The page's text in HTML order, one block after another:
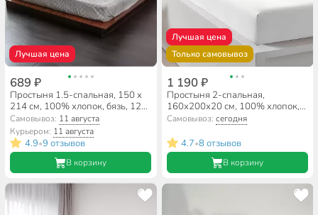
Лучшая цена
689 ₽
Простыня 1.5-спальная, 150 х
214 см, 100% хлопок, бязь, 120
г/м2, Майская ночь, 7649/8
Самовывоз: 11 августа
Курьером: 11 августа
4.9•9 отзывов
В корзину
Лучшая цена
Только самовывоз
1 190 ₽
Простыня 2-спальная,
160х200х20 см, 100% хлопок,
трикотаж, белая, на резинке,
Самовывоз: сегодня
4.7•8 отзывов
В корзину